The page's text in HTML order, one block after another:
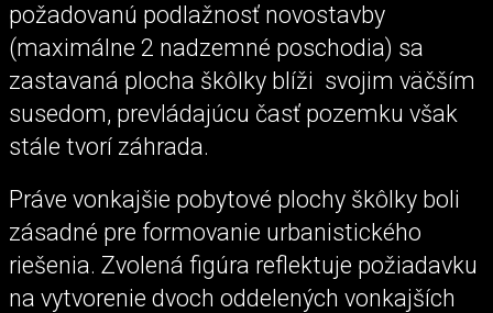
požadovanú podlažnosť novostavby
(maximálne 2 nadzemné poschodia) sa
zastavaná plocha škôlky blíži svojim väčším
susedom, prevládajúcu časť pozemku však
stále tvorí záhrada.
Práve vonkajšie pobytové plochy škôlky boli
zásadné pre formovanie urbanistického
riešenia. Zvolená figúra reflektuje požiadavku
na vytvorenie dvoch oddelených vonkajších